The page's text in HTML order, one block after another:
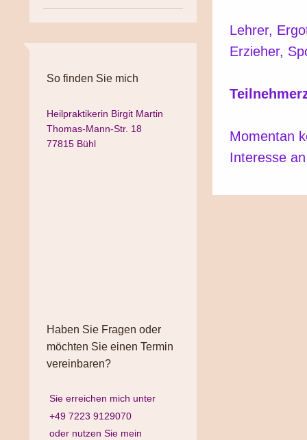
Lehrer,
Erzieher,
Momentan
Interesse an
So finden Sie mich
Heilpraktikerin Birgit Martin
Thomas-Mann-Str. 18
77815 Bühl
Haben Sie Fragen oder
möchten Sie einen Termin
vereinbaren?
Sie erreichen mich unter
+49 7223 9129070
oder nutzen Sie mein